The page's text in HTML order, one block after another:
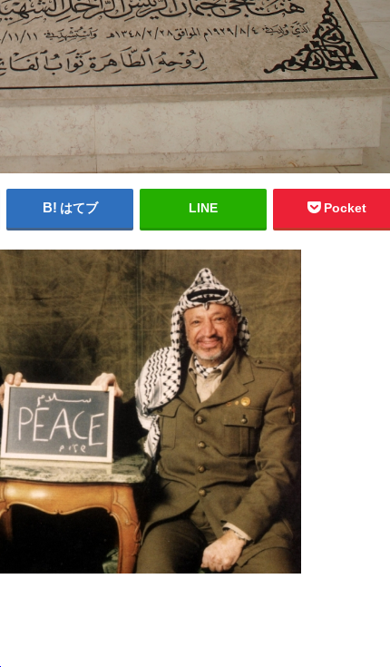
はてブ LINE Pocket